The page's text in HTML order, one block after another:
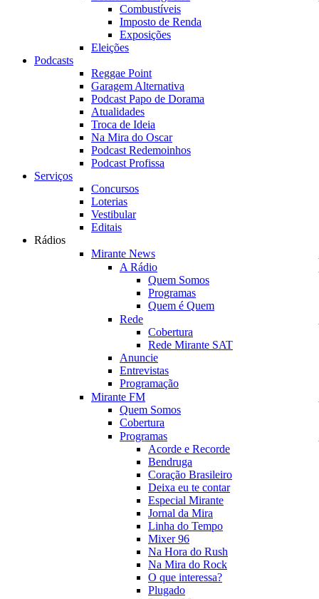
Combustíveis
Imposto de Renda
Exposições
Eleições
Podcasts
Reggae Point
Garagem Alternativa
Podcast Papo de Dorama
Atualidades
Troca de Ideia
Na Mira do Oscar
Podcast Redemoinhos
Podcast Profissa
Serviços
Concursos
Loterias
Vestibular
Editais
Rádios
Mirante News
A Rádio
Quem Somos
Programas
Quem é Quem
Rede
Cobertura
Rede Mirante SAT
Anuncie
Entrevistas
Programação
Mirante FM
Quem Somos
Cobertura
Programas
Acorde e Recorde
Bendruga
Coração Brasileiro
Deixa eu te contar
Especial Mirante
Jornal da Mira
Linha do Tempo
Mixer 96
Na Hora do Rush
Na Mira do Rock
O que interessa?
Plugado